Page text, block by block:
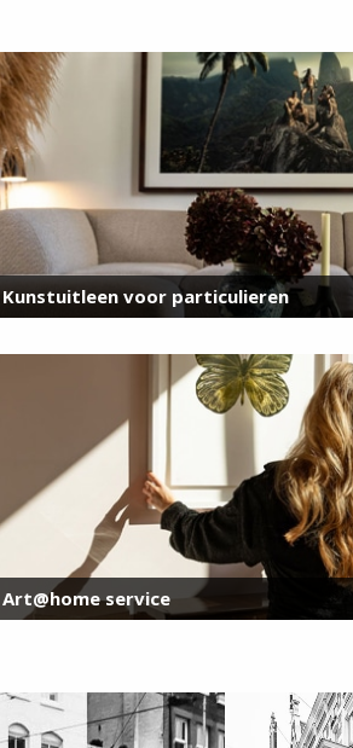
Kunstuitleen voor particulieren
Art@home service